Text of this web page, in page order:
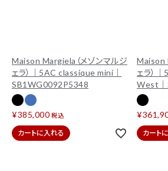
Maison Margiela（メゾンマルジ
ェラ）｜5AC classique mini｜
SB1WG0092P5348
¥385,000 税込
カートに入れる
Maison
ェラ）
West｜
¥
カート